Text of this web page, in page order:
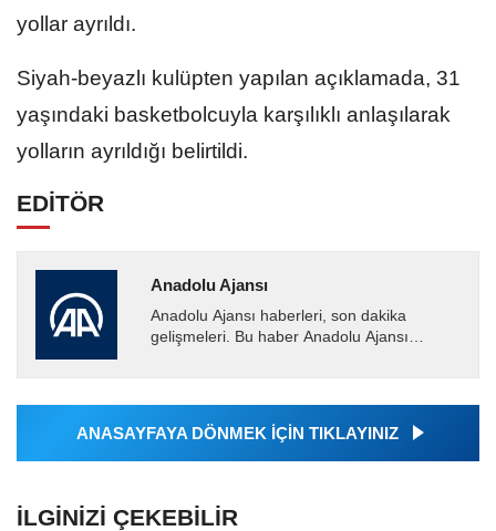
yollar ayrıldı.
Siyah-beyazlı kulüpten yapılan açıklamada, 31
yaşındaki basketbolcuyla karşılıklı anlaşılarak
yolların ayrıldığı belirtildi.
EDİTÖR
Anadolu Ajansı
Anadolu Ajansı haberleri, son dakika
gelişmeleri. Bu haber Anadolu Ajansı
tarafından geçilen tüm...
ANASAYFAYA DÖNMEK İÇİN TIKLAYINIZ
İLGINIZI ÇEKEBILIR